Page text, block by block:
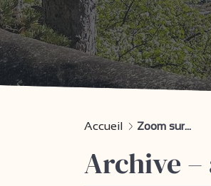
Accueil Zoom sur...
Archive –